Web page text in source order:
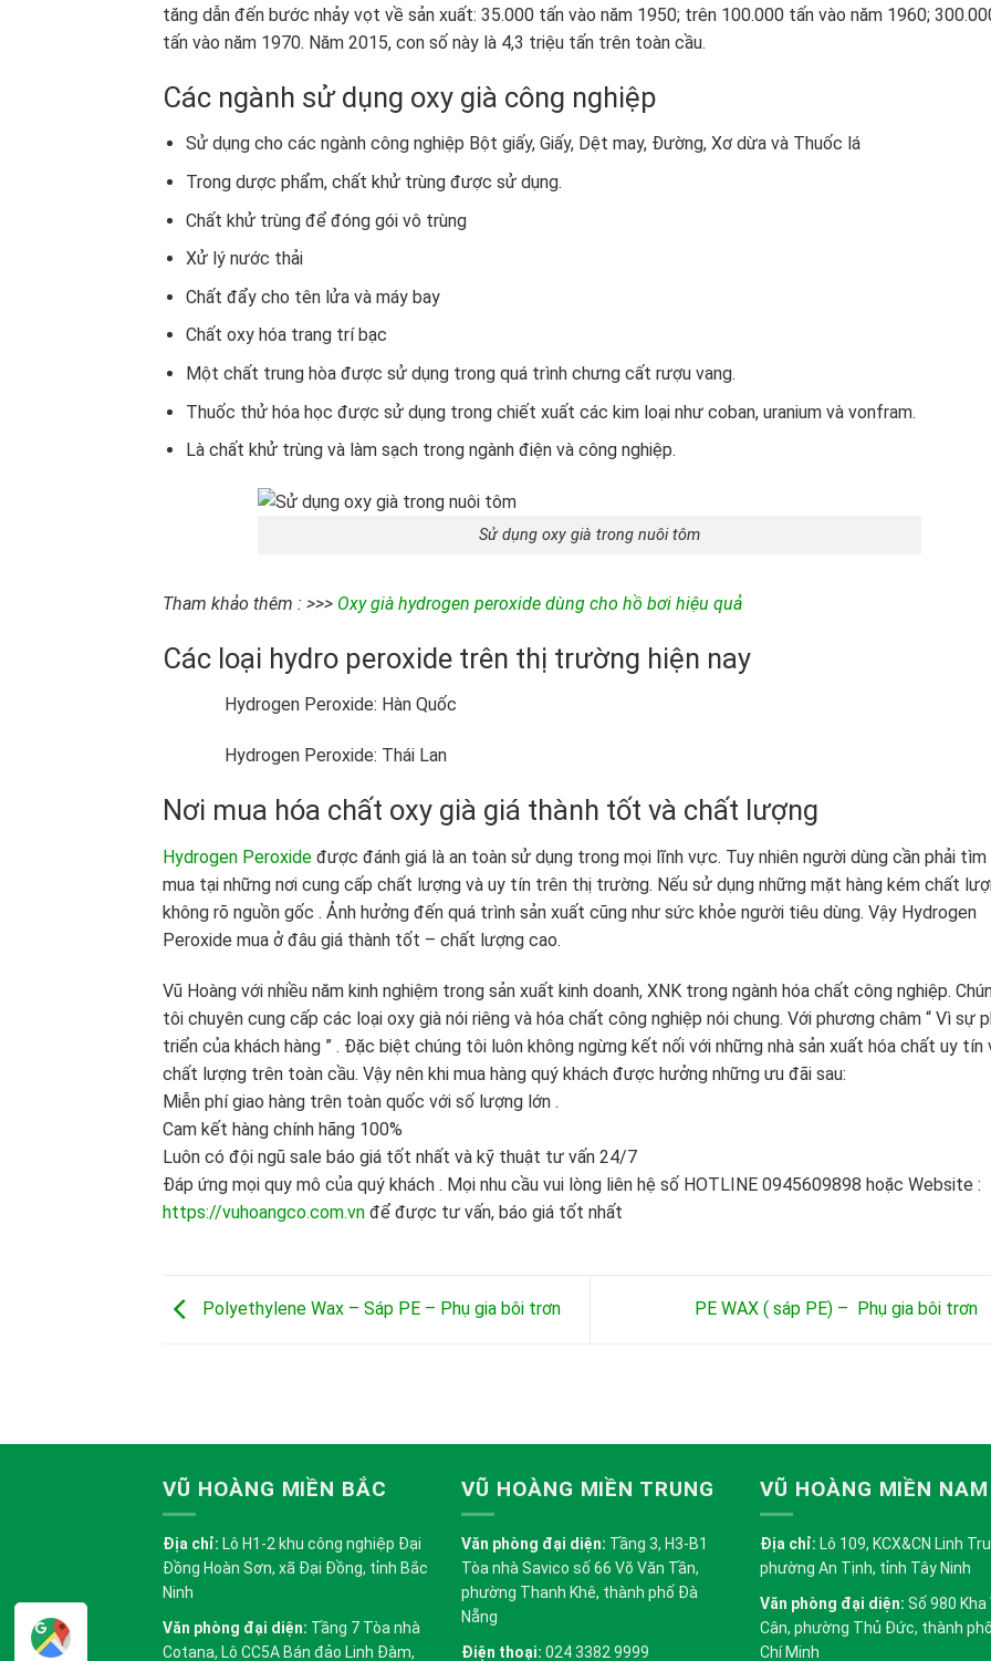
tăng dẫn đến bước nhảy vọt về sản xuất: 35.000 tấn vào năm 1950; trên 100.000 tấn vào năm 1960;
tấn vào năm 1970. Năm 2015, con số này là 4,3 triệu tấn trên toàn cầu.
Các ngành sử dụng oxy già công nghiệp
Sử dụng cho các ngành công nghiệp Bột giấy, Giấy, Dệt may, Đường, Xơ dừa và Thuốc lá
Trong dược phẩm, chất khử trùng được sử dụng.
Chất khử trùng để đóng gói vô trùng
Xử lý nước thải
Chất đẩy cho tên lửa và máy bay
Chất oxy hóa trang trí bạc
Một chất trung hòa được sử dụng trong quá trình chưng cất rượu vang.
Thuốc thử hóa học được sử dụng trong chiết xuất các kim loại như coban, uranium và vonfram.
Là chất khử trùng và làm sạch trong ngành điện và công nghiệp.
Sử dụng oxy già trong nuôi tôm
Tham khảo thêm : >>> Oxy già hydrogen peroxide dùng cho hồ bơi hiệu quả
Các loại hydro peroxide trên thị trường hiện nay
Hydrogen Peroxide: Hàn Quốc
Hydrogen Peroxide: Thái Lan
Nơi mua hóa chất oxy già giá thành tốt và chất lượng
Hydrogen Peroxide được đánh giá là an toàn sử dụng trong mọi lĩnh vực. Tuy nhiên người dùng cần phải tìm
mua tại những nơi cung cấp chất lượng và uy tín trên thị trường. Nếu sử dụng những mặt hàng kém chất
không rõ nguồn gốc . Ảnh hưởng đến quá trình sản xuất cũng như sức khỏe người tiêu dùng. Vậy Hydrogen
Peroxide mua ở đâu giá thành tốt – chất lượng cao.
Vũ Hoàng với nhiều năm kinh nghiệm trong sản xuất kinh doanh, XNK trong ngành hóa chất công nghiệp.
tôi chuyên cung cấp các loại oxy già nói riêng và hóa chất công nghiệp nói chung. Với phương châm “ Vì sự
triển của khách hàng ” . Đặc biệt chúng tôi luôn không ngừng kết nối với những nhà sản xuất hóa chất uy tín
chất lượng trên toàn cầu. Vậy nên khi mua hàng quý khách được hưởng những ưu đãi sau:
Miễn phí giao hàng trên toàn quốc với số lượng lớn .
Cam kết hàng chính hãng 100%
Luôn có đội ngũ sale báo giá tốt nhất và kỹ thuật tư vấn 24/7
Đáp ứng mọi quy mô của quý khách . Mọi nhu cầu vui lòng liên hệ số HOTLINE 0945609898 hoặc Website :
https://vuhoangco.com.vn để được tư vấn, báo giá tốt nhất
Polyethylene Wax – Sáp PE – Phụ gia bôi trơn PE WAX ( sáp PE) – Phụ gia bôi trơn
VŨ HOÀNG MIỀN BẮC
Địa chỉ: Lô H1-2 khu công nghiệp Đại
Đồng Hoàn Sơn, xã Đại Đồng, tỉnh Bắc
Ninh
Văn phòng đại diện: Tầng 7 Tòa nhà
Cotana, Lô CC5A Bán đảo Linh Đàm,
VŨ HOÀNG MIỀN TRUNG
Văn phòng đại diện: Tầng 3, H3-B1
Tòa nhà Savico số 66 Võ Văn Tần,
phường Thanh Khê, thành phố Đà
Nẵng
Điện thoại: 024 3382 9999
VŨ HOÀNG MIỀN NAM
Địa chỉ: Lô 109, KCX&CN Linh
phường An Tịnh, tỉnh Tây Ninh
Văn phòng đại diện: Số 980 Kha
Cân, phường Thủ Đức, thành
Chí Minh